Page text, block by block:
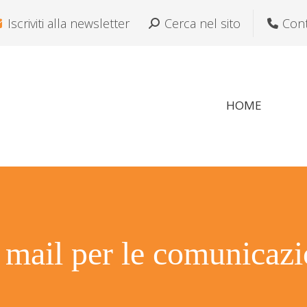
Iscriviti alla newsletter Cerca:Cerca nel sito
HOME
per le